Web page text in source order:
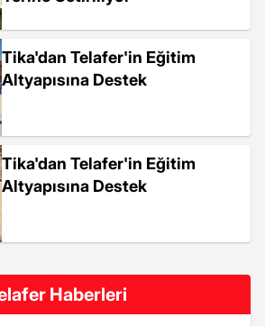
Tika'dan Telafer'in Eğitim
Altyapısına Destek
Tika'dan Telafer'in Eğitim
Altyapısına Destek
Haberleri